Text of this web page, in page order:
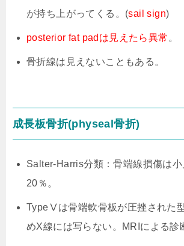
が持ち上がってくる。(sail sign)
posterior fat padは見えたら異常 。
骨折線は見えないこともある。
成長板骨折(physeal骨折)
Salter-Harris分類：骨端線損傷は
20％。
TypeⅤは骨端軟骨板が圧挫された
めX線には写らない。MRIによる診